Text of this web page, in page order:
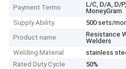
Payment Terms
L/C, D/A, D/
MoneyGram
Supply Ability
500 sets/
Product name
Resistance
Welders
Welding Material
stainless
Rated Duty Cycle
50%